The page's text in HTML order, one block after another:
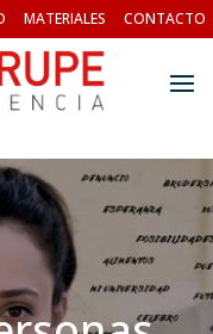
MATERIALES CONTACTO